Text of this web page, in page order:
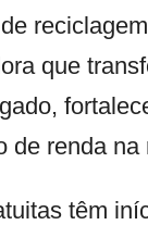
que
de renda na
têm